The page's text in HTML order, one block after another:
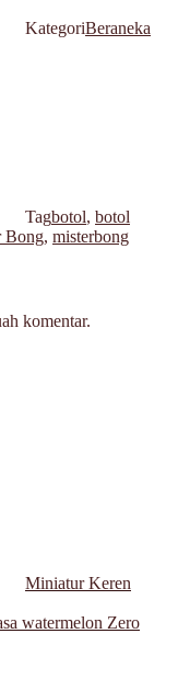
KategoriBeraneka
Tagbotol, botol
Bong, misterbong
komentar.
Miniatur Keren
watermelon Zero